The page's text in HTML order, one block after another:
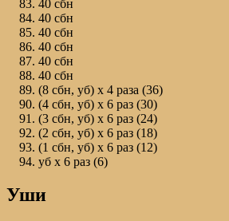
40 сбн
40 сбн
40 сбн
40 сбн
40 сбн
40 сбн
(8 сбн, уб) х 4 раза (36)
(4 сбн, уб) х 6 раз (30)
(3 сбн, уб) х 6 раз (24)
(2 сбн, уб) х 6 раз (18)
(1 сбн, уб) х 6 раз (12)
уб х 6 раз (6)
Уши